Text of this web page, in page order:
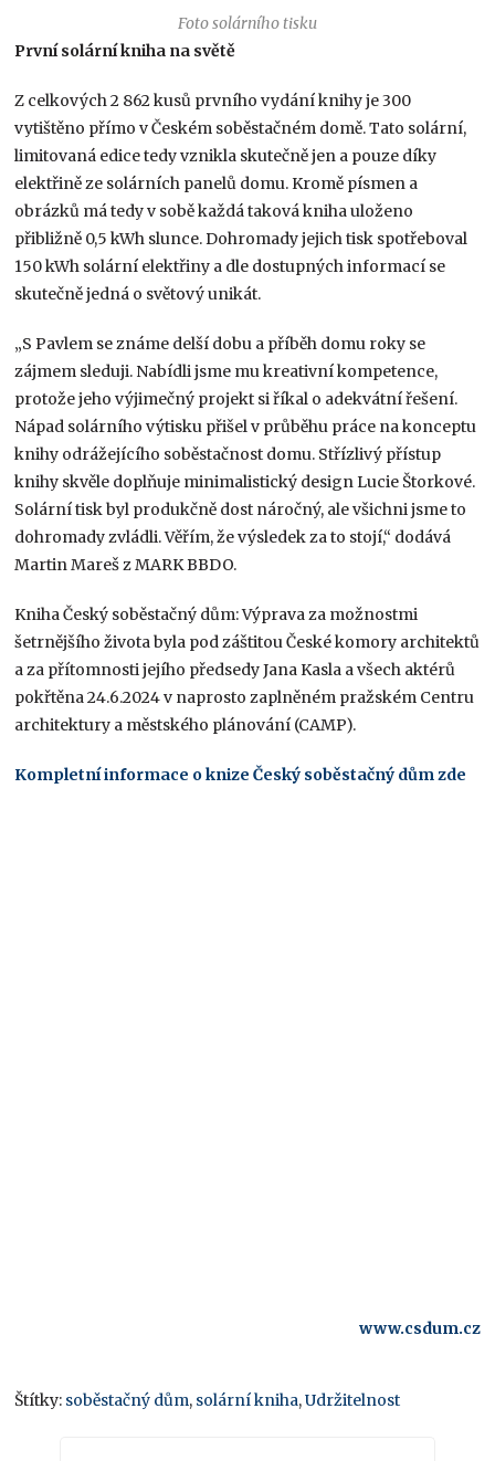
Foto solárního tisku
První solární kniha na světě
Z celkových 2 862 kusů prvního vydání knihy je 300
vytištěno přímo v Českém soběstačném domě. Tato solární,
limitovaná edice tedy vznikla skutečně jen a pouze díky
elektřině ze solárních panelů domu. Kromě písmen a
obrázků má tedy v sobě každá taková kniha uloženo
přibližně 0,5 kWh slunce. Dohromady jejich tisk spotřeboval
150 kWh solární elektřiny a dle dostupných informací se
skutečně jedná o světový unikát.
„S Pavlem se známe delší dobu a příběh domu roky se
zájmem sleduji. Nabídli jsme mu kreativní kompetence,
protože jeho výjimečný projekt si říkal o adekvátní řešení.
Nápad solárního výtisku přišel v průběhu práce na konceptu
knihy odrážejícího soběstačnost domu. Střízlivý přístup
knihy skvěle doplňuje minimalistický design Lucie Štorkové.
Solární tisk byl produkčně dost náročný, ale všichni jsme to
dohromady zvládli. Věřím, že výsledek za to stojí,“ dodává
Martin Mareš z MARK BBDO.
Kniha Český soběstačný dům: Výprava za možnostmi
šetrnějšího života byla pod záštitou České komory architektů
a za přítomnosti jejího předsedy Jana Kasla a všech aktérů
pokřtěna 24.6.2024 v naprosto zaplněném pražském Centru
architektury a městského plánování (CAMP).
Kompletní informace o knize Český soběstačný dům zde
www.csdum.cz
Štítky: soběstačný dům, solární kniha,Udržitelnost